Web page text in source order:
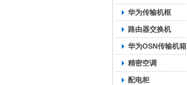
华为传输机框
路由器交换机
华为OSN传输机箱
精密空调
配电柜